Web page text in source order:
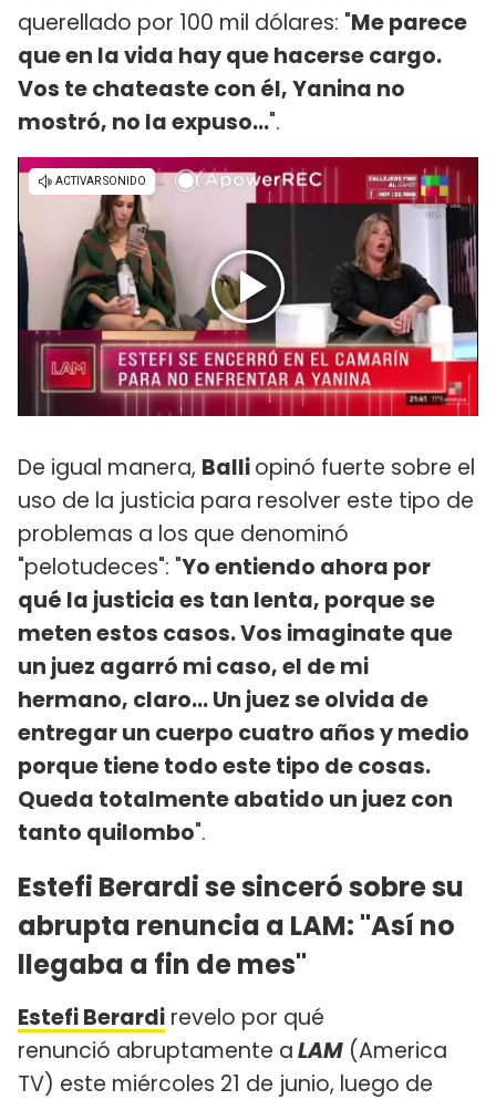
querellado por 100 mil dólares: "Me parece
que en la vida hay que hacerse cargo.
Vos te chateaste con él, Yanina no
mostró, no la expuso...".
De igual manera, Balliopinó fuerte sobre el
uso de la justicia para resolver este tipo de
problemas a los que denominó
"pelotudeces": "Yo entiendo ahora por
qué la justicia es tan lenta, porque se
meten estos casos. Vos imaginate que
un juez agarró mi caso, el de mi
hermano, claro... Un juez se olvida de
entregar un cuerpo cuatro años y medio
porque tiene todo este tipo de cosas.
Queda totalmente abatido un juez con
tanto quilombo".
Estefi Berardi se sinceró sobre su
abrupta renuncia a LAM: "Así no
llegaba a fin de mes"
Estefi Berardi revelo por qué
renunció abruptamente aLAM (America
TV) este miércoles 21 de junio, luego de